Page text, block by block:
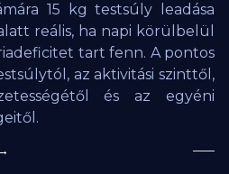
15 kg testsúly leadása
reális, ha napi körülbelül
tart fenn. A pontos
az aktivitási szinttől,
és az egyéni